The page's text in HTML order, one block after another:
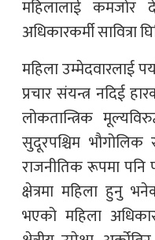
महिलालाई कमजोर
अधिकारकर्मी सावित्रा
महिला उम्मेदवारलाई
प्रचार संयन्त्र नदिई
लोकतान्त्रिक
सुदूरपश्चिम भौगोलिक
राजनीतिक रूपमा पनि
क्षेत्रमा महिला हुनु
भएको महिला